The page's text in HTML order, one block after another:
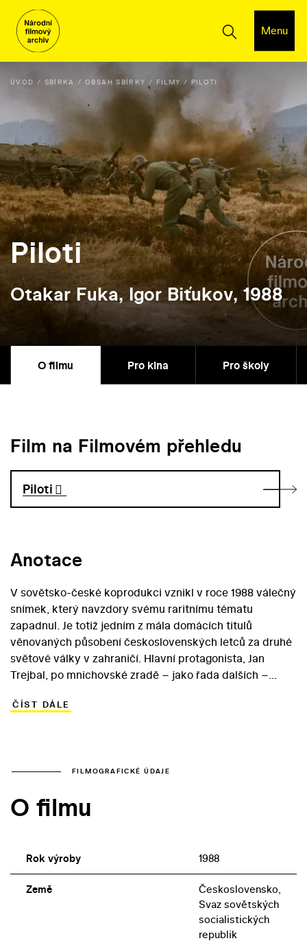
Menu
ÚVOD SBÍRKA OBSAH SBÍRKY FILMY PILOTI
Piloti
Otakar Fuka, Igor Biťukov, 1988
O filmu Pro kina Pro školy
Film na Filmovém přehledu
Piloti
Anotace
V sovětsko-české koprodukci vznikl v roce 1988 válečný
snímek, který navzdory svému raritnímu tématu
zapadnul. Je totiž jedním z mála domácích titulů
věnovaných působení československých letců za druhé
světové války v zahraničí. Hlavní protagonista, Jan
Trejbal, po mnichovské zradě – jako řada dalších –
letcem a po působení v Anglii přichází v dubnu 1944 do
Fukou (jehož filmografii Piloti zakončují) se na režii
mezinárodním hereckém obsazení se blýsknou čeští
ČÍST DÁLE
FILMOGRAFICKÉ ÚDAJE
O filmu
Rok výroby 1988
Země
Československo,
Svaz sovětských
socialistických
republik